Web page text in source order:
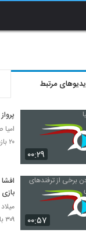
مرتبط
۰۰:۲۹
۲۰ بازدید
۰۰:۵۷
بازی
میلاد
۳۰۹ بازدید